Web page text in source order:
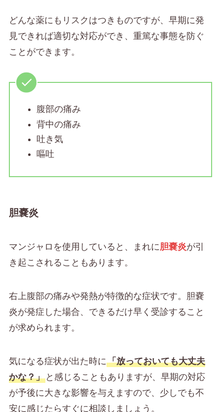
どんな薬にもリスクはつきものですが、早期に発
見できれば適切な対応ができ、重篤な事態を防ぐ
ことができます。
腹部の痛み
背中の痛み
吐き気
嘔吐
胆嚢炎
マンジャロを使用していると、まれに胆嚢炎が引
き起こされることもあります。
右上腹部の痛みや発熱が特徴的な症状です。胆嚢
炎が発症した場合、できるだけ早く受診すること
が求められます。
気になる症状が出た時に「放っておいても大丈夫
かな？」と感じることもありますが、早期の対応
が予後に大きな影響を与えますので、少しでも不
安に感じたらすぐに相談しましょう。